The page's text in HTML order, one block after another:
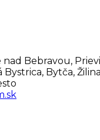
Bebravou,
Bytča,